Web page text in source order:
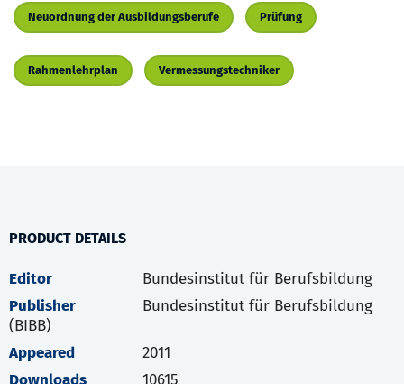
Neuordnung der Ausbildungsberufe Prüfung
Rahmenlehrplan Vermessungstechniker
PRODUCT DETAILS
Editor
Bundesinstitut für Berufsbildung
Publisher
Bundesinstitut für Berufsbildung
(BIBB)
Appeared
2011
Downloads
10615